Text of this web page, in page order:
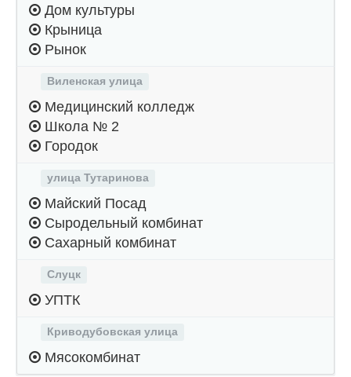
Дом культуры
Крыница
Рынок
Виленская улица
Медицинский колледж
Школа № 2
Городок
улица Тутаринова
Майский Посад
Сыродельный комбинат
Сахарный комбинат
Слуцк
УПТК
Криводубовская улица
Мясокомбинат